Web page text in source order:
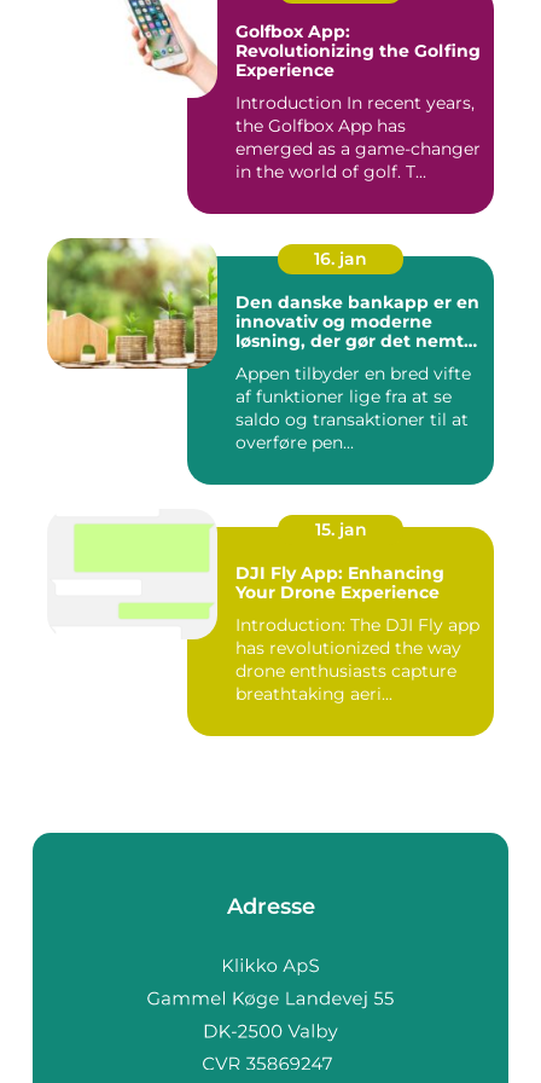
Golfbox App:
Revolutionizing the Golfing
Experience
Introduction In recent years,
the Golfbox App has
emerged as a game-changer
in the world of golf. T...
16. jan
Den danske bankapp er en
innovativ og moderne
løsning, der gør det nemt
at administrere deres
økonomiske forhold
Appen tilbyder en bred vifte
af funktioner lige fra at se
saldo og transaktioner til at
overføre pen...
15. jan
DJI Fly App: Enhancing
Your Drone Experience
Introduction: The DJI Fly app
has revolutionized the way
drone enthusiasts capture
breathtaking aeri...
Adresse